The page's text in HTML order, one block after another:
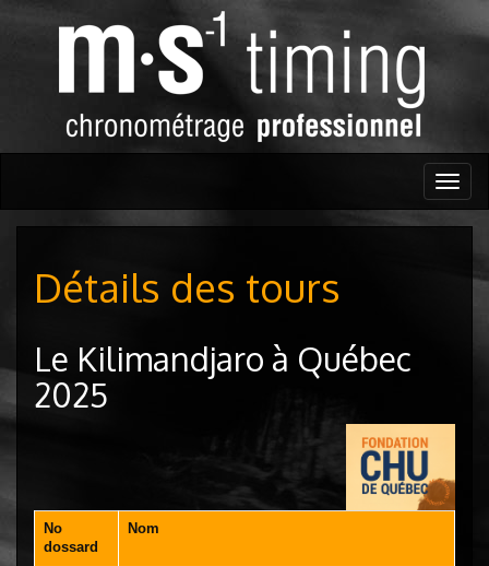
Détails des tours
Le Kilimandjaro à Québec
2025
No
dossard
Nom